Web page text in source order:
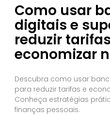
Como usar
digitais e
reduzir
economizar
Descubra como usar
para reduzir tarifas e
Conheça estratégias
finanças pessoais.